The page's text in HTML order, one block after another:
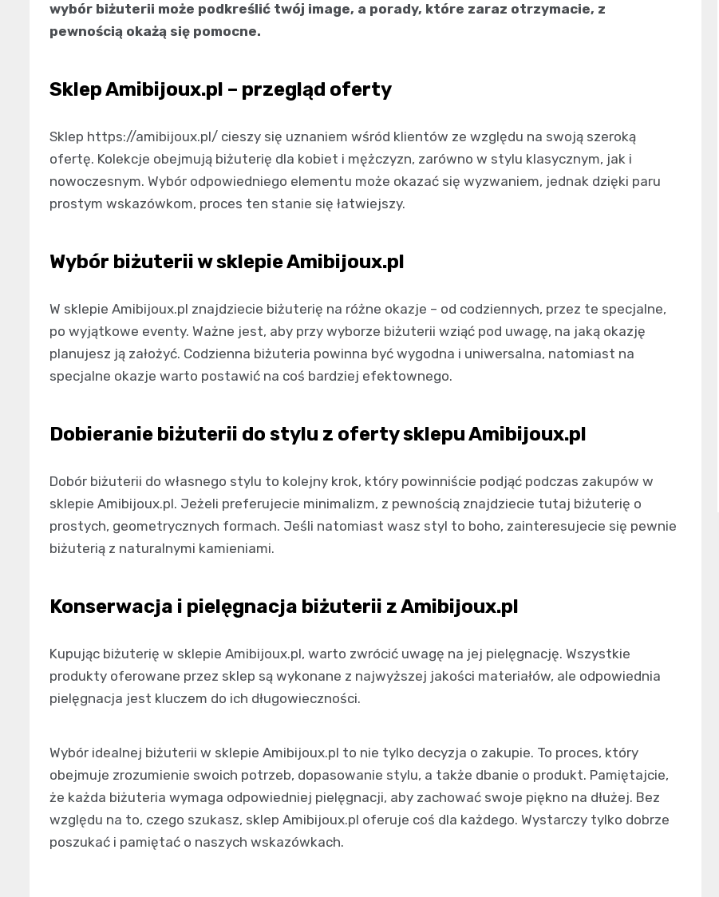
wybór biżuterii może podkreślić twój image, a porady, które zaraz otrzymacie, z
pewnością okażą się pomocne.
Sklep Amibijoux.pl – przegląd oferty
Sklep https://amibijoux.pl/ cieszy się uznaniem wśród klientów ze względu na swoją szeroką
ofertę. Kolekcje obejmują biżuterię dla kobiet i mężczyzn, zarówno w stylu klasycznym, jak i
nowoczesnym. Wybór odpowiedniego elementu może okazać się wyzwaniem, jednak dzięki paru
prostym wskazówkom, proces ten stanie się łatwiejszy.
Wybór biżuterii w sklepie Amibijoux.pl
W sklepie Amibijoux.pl znajdziecie biżuterię na różne okazje – od codziennych, przez te specjalne,
po wyjątkowe eventy. Ważne jest, aby przy wyborze biżuterii wziąć pod uwagę, na jaką okazję
planujesz ją założyć. Codzienna biżuteria powinna być wygodna i uniwersalna, natomiast na
specjalne okazje warto postawić na coś bardziej efektownego.
Dobieranie biżuterii do stylu z oferty sklepu Amibijoux.pl
Dobór biżuterii do własnego stylu to kolejny krok, który powinniście podjąć podczas zakupów w
sklepie Amibijoux.pl. Jeżeli preferujecie minimalizm, z pewnością znajdziecie tutaj biżuterię o
prostych, geometrycznych formach. Jeśli natomiast wasz styl to boho, zainteresujecie się pewnie
biżuterią z naturalnymi kamieniami.
Konserwacja i pielęgnacja biżuterii z Amibijoux.pl
Kupując biżuterię w sklepie Amibijoux.pl, warto zwrócić uwagę na jej pielęgnację. Wszystkie
produkty oferowane przez sklep są wykonane z najwyższej jakości materiałów, ale odpowiednia
pielęgnacja jest kluczem do ich długowieczności.
Wybór idealnej biżuterii w sklepie Amibijoux.pl to nie tylko decyzja o zakupie. To proces, który
obejmuje zrozumienie swoich potrzeb, dopasowanie stylu, a także dbanie o produkt. Pamiętajcie,
że każda biżuteria wymaga odpowiedniej pielęgnacji, aby zachować swoje piękno na dłużej. Bez
względu na to, czego szukasz, sklep Amibijoux.pl oferuje coś dla każdego. Wystarczy tylko dobrze
poszukać i pamiętać o naszych wskazówkach.